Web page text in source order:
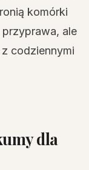
komórki
ale
codziennymi
dla